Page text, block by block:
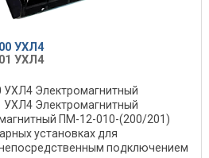
УХЛ4
УХЛ4
УХЛ4 Электромагнитный
УХЛ4 Электромагнитный
ПМ-12-010-(200/201)
установках для
подключением